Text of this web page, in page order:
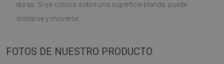
duras. Si se coloca sobre una superficie blanda, puede
doblarse y moverse.
FOTOS DE NUESTRO PRODUCTO